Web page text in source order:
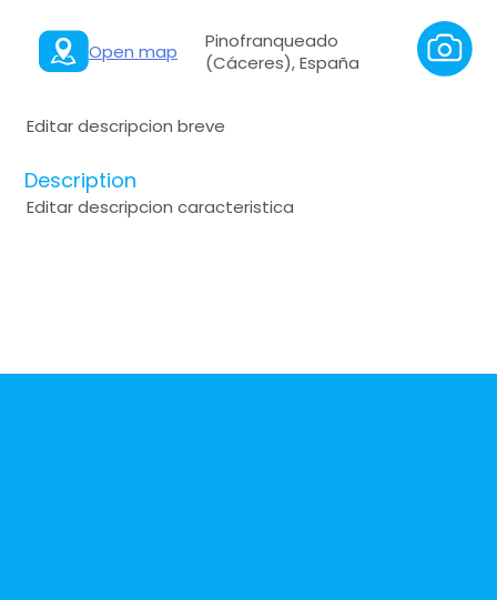
Open map
Pinofranqueado
(Cáceres), España
Editar descripcion breve
Description
Editar descripcion caracteristica